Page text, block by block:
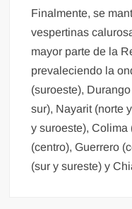
Finalmente, se
vespertinas
mayor parte de la
prevaleciendo la
(suroeste),
sur), Nayarit (norte
y suroeste), Colima
(centro), Guerrero
(sur y sureste) y